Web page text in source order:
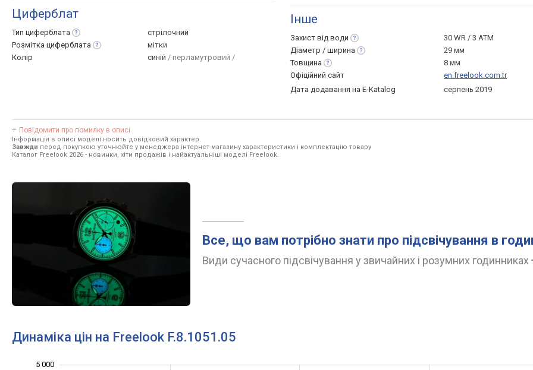
Циферблат
Тип циферблата
стрілочний
Розмітка циферблата
мітки
Колір
синій / перламутровий /
Інше
Захист від води
30 WR / 3 ATM
Діаметр / ширина
29 мм
Товщина
8 мм
Офіційний сайт
en.freelook.com.tr
Дата додавання на E-Katalog
серпень 2019
Повідомити про помилку в описі
Інформація в описі моделі носить довідковий характер.
Завжди перед покупкою уточнюйте у менеджера інтернет-магазину характеристики і комплектацію товару
Каталог Freelook 2026 - новинки, хіти продажів і найактуальніші моделі Freelook.
Все, що вам потрібно знати про підсвічування в
Види сучасного підсвічування у звичайних і розумних годинниках
Динаміка цін на Freelook F.8.1051.05
5 000